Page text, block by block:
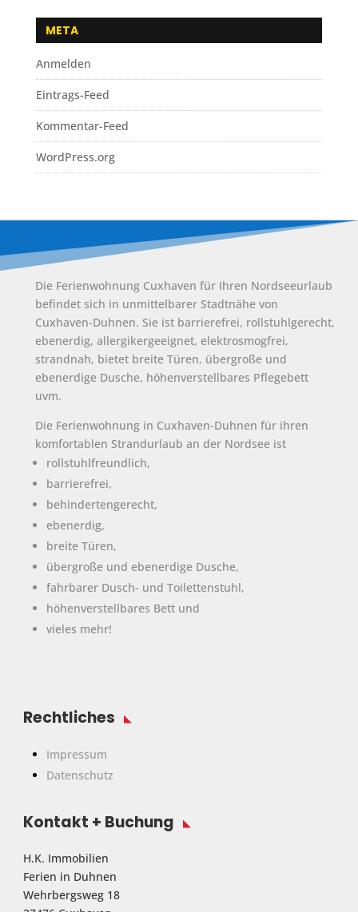
META
Anmelden
Eintrags-Feed
Kommentar-Feed
WordPress.org
Die Ferienwohnung Cuxhaven für Ihren Nordseeurlaub
befindet sich in unmittelbarer Stadtnähe von
Cuxhaven-Duhnen. Sie ist barrierefrei, rollstuhlgerecht,
ebenerdig, allergikergeeignet, elektrosmogfrei,
strandnah, bietet breite Türen, übergroße und
ebenerdige Dusche, höhenverstellbares Pflegebett
uvm.
Die Ferienwohnung in Cuxhaven-Duhnen für ihren
komfortablen Strandurlaub an der Nordsee ist
rollstuhlfreundlich,
barrierefrei,
behindertengerecht,
ebenerdig,
breite Türen,
übergroße und ebenerdige Dusche,
fahrbarer Dusch- und Toilettenstuhl,
höhenverstellbares Bett und
vieles mehr!
Rechtliches
Impressum
Datenschutz
Kontakt + Buchung
H.K. Immobilien
Ferien in Duhnen
Wehrbergsweg 18